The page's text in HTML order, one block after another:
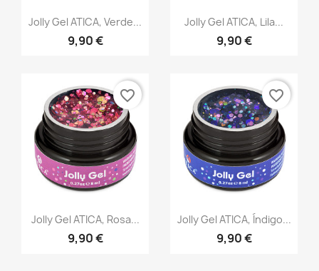
Vista rápida
Jolly Gel ATICA, Verde...
9,90 €
Vista rápida
Jolly Gel ATICA, Lila...
9,90 €
Vista rápida
Jolly Gel ATICA, Rosa...
9,90 €
favorite_border
Vista rápida
Jolly Gel ATICA, Índigo...
9,90 €
favorite_border